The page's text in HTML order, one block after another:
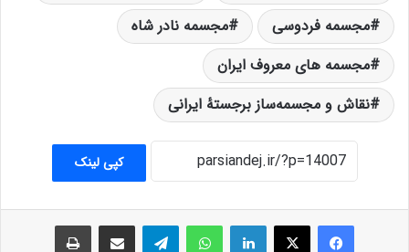
مجسمه فردوسی
مجسمه نادر شاه
مجسمه های معروف ایران
ﻧﻘﺎﺵ ﻭ ﻣﺠﺴﻤﻪﺳﺎﺯ ﺑﺮﺟﺴﺘﻪٔ ﺍﯾﺮﺍﻧﯽ
کپی لینک
فیس بوک X لینکدین واتس آپ تلگرام اشتراک گذاری از طریق ایمیل چاپ